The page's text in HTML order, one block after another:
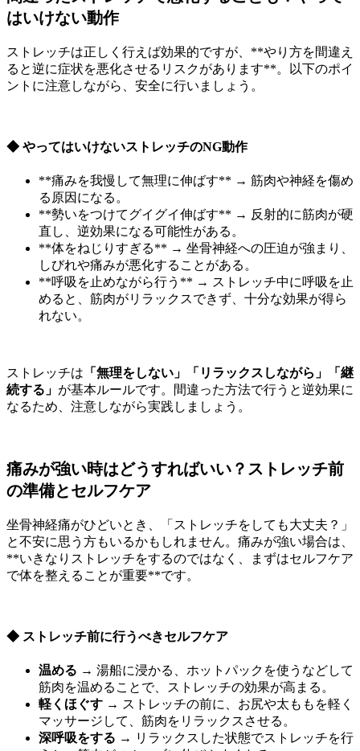
はいけない動作
ストレッチは正しく行えば効果的ですが、**やり方を間違え
ると逆に症状を悪化させるリスクがあります**。以下のポイ
ントに注意しながら、安全に行いましょう。
◆ やってはいけないストレッチのNG動作
**痛みを我慢して無理に伸ばす** → 筋肉や神経を傷め
る原因になる。
**勢いをつけてグイグイ伸ばす** → 反射的に筋肉が硬
直し、逆効果になる可能性がある。
**体をねじりすぎる** → 坐骨神経への圧迫が強まり、
しびれや痛みが悪化することがある。
**呼吸を止めながら行う** → ストレッチ中に呼吸を止
めると、筋肉がリラックスできず、十分な効果が得ら
れない。
ストレッチは 「無理をしない」「リラックスしながら」「継
続する」 が基本ルールです。間違った方法で行うと逆効果に
なるため、注意しながら実践しましょう。
痛みが強い時はどうすればいい？ストレッチ前
の準備とセルフケア
坐骨神経痛がひどいとき、「ストレッチをしても大丈夫？」
と不安に思う方もいるかもしれません。痛みが強い場合は、
**いきなりストレッチをするのではなく、まずはセルフケア
で体を整えることが重要**です。
◆ ストレッチ前に行うべきセルフケア
温める → 湯船に浸かる、ホットパックを使うなどして
筋肉を温めることで、ストレッチの効果が高まる。
軽くほぐす → ストレッチの前に、お尻や太ももを軽く
マッサージして、筋肉をリラックスさせる。
深呼吸をする → リラックスした状態でストレッチを行